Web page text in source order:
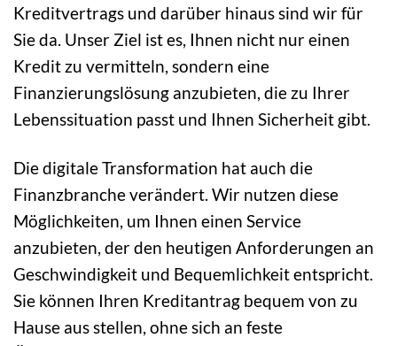
Kreditvertrags und darüber hinaus sind wir für
Sie da. Unser Ziel ist es, Ihnen nicht nur einen
Kredit zu vermitteln, sondern eine
Finanzierungslösung anzubieten, die zu Ihrer
Lebenssituation passt und Ihnen Sicherheit gibt.
Die digitale Transformation hat auch die
Finanzbranche verändert. Wir nutzen diese
Möglichkeiten, um Ihnen einen Service
anzubieten, der den heutigen Anforderungen an
Geschwindigkeit und Bequemlichkeit entspricht.
Sie können Ihren Kreditantrag bequem von zu
Hause aus stellen, ohne sich an feste